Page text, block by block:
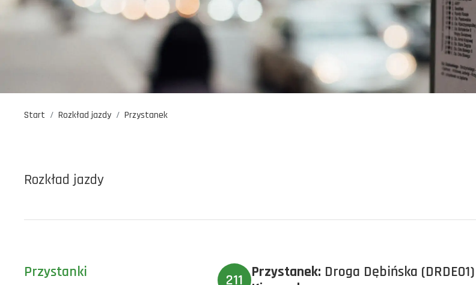
Start Rozkład jazdy Przystanek
Rozkład jazdy
Przystanki 211 Przystanek: Droga Dębińska (DRDE01)